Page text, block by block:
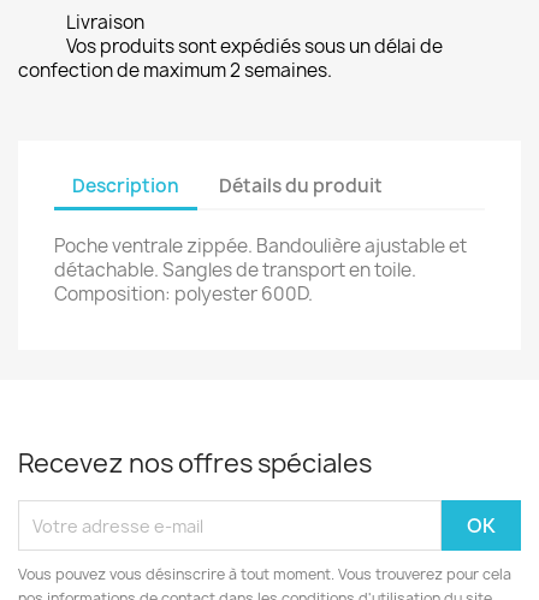
Livraison
Vos produits sont expédiés sous un délai de
confection de maximum 2 semaines.
Description Détails du produit
Poche ventrale zippée. Bandoulière ajustable et
détachable. Sangles de transport en toile.
Composition: polyester 600D.
Recevez nos offres spéciales
Vous pouvez vous désinscrire à tout moment. Vous trouverez pour cela